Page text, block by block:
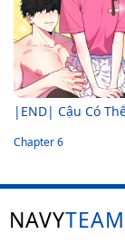
Chapter 6
NAVYTEAM